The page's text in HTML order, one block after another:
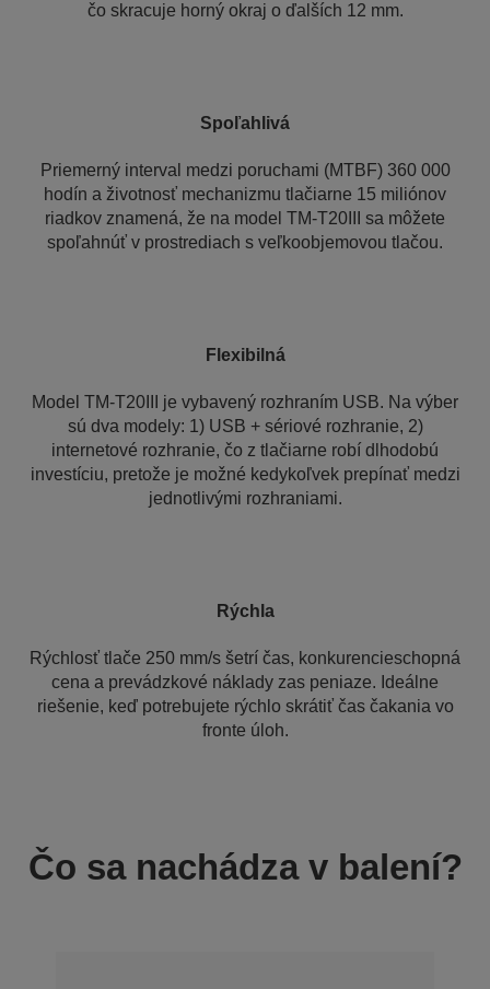
čo skracuje horný okraj o ďalších 12 mm.
Spoľahlivá
Priemerný interval medzi poruchami (MTBF) 360 000
hodín a životnosť mechanizmu tlačiarne 15 miliónov
riadkov znamená, že na model TM-T20III sa môžete
spoľahnúť v prostrediach s veľkoobjemovou tlačou.
Flexibilná
Model TM-T20III je vybavený rozhraním USB. Na výber
sú dva modely: 1) USB + sériové rozhranie, 2)
internetové rozhranie, čo z tlačiarne robí dlhodobú
investíciu, pretože je možné kedykoľvek prepínať medzi
jednotlivými rozhraniami.
Rýchla
Rýchlosť tlače 250 mm/s šetrí čas, konkurencieschopná
cena a prevádzkové náklady zas peniaze. Ideálne
riešenie, keď potrebujete rýchlo skrátiť čas čakania vo
fronte úloh.
Čo sa nachádza v balení?